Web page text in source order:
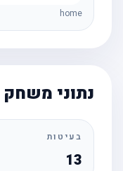
home
נתוני משחק
בעיטות
13